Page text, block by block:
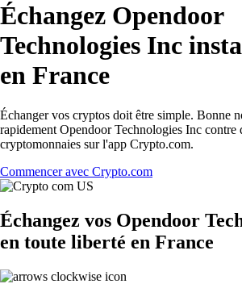
Échangez Opendoor
Technologies Inc
en France
Échanger vos cryptos doit être simple. Bonne
rapidement Opendoor Technologies Inc contre
cryptomonnaies sur l'app Crypto.com.
Commencer avec Crypto.com
Échangez vos Opendoor
en toute liberté en France